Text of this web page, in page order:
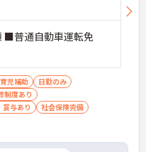
普通自動車運転免
児補助
日勤のみ
制度あり
賞与あり
社会保険完備